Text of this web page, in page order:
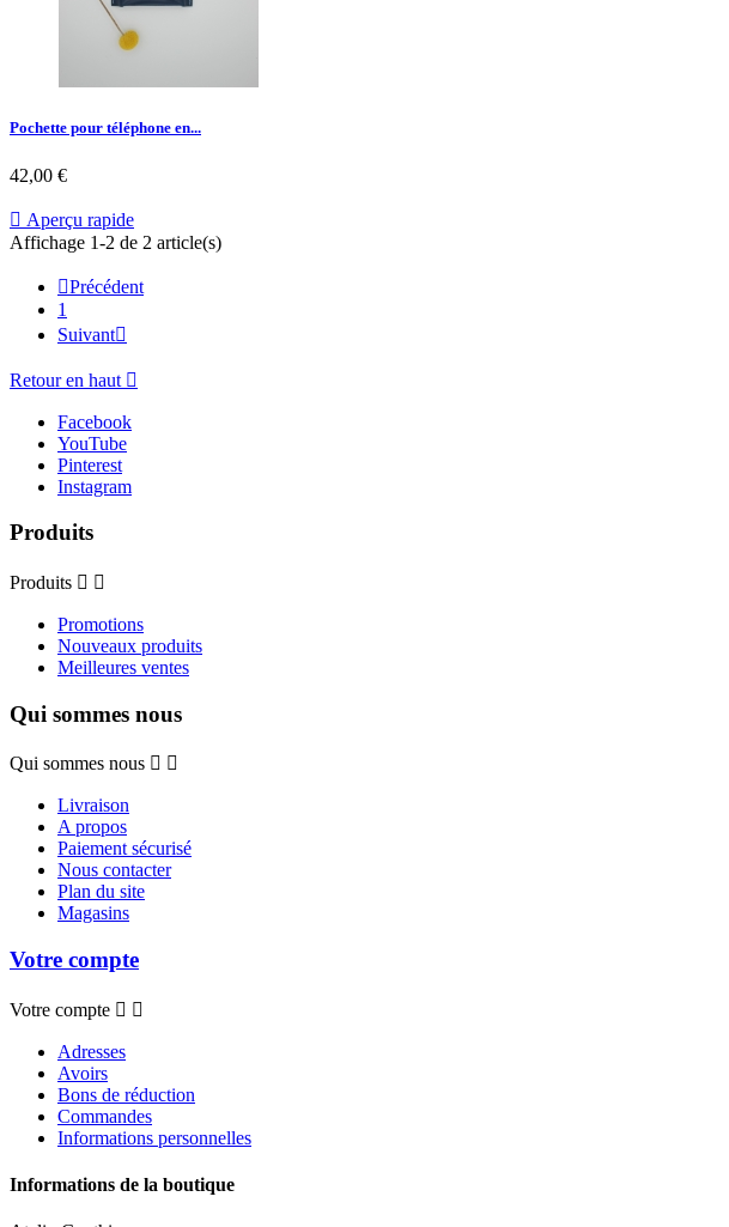
Pochette pour téléphone en...
42,00 €
 Aperçu rapide
Affichage 1-2 de 2 article(s)
Précédent
1
Suivant
Retour en haut 
Facebook
YouTube
Pinterest
Instagram
Produits
Produits  
Promotions
Nouveaux produits
Meilleures ventes
Qui sommes nous
Qui sommes nous  
Livraison
A propos
Paiement sécurisé
Nous contacter
Plan du site
Magasins
Votre compte
Votre compte  
Adresses
Avoirs
Bons de réduction
Commandes
Informations personnelles
Informations de la boutique